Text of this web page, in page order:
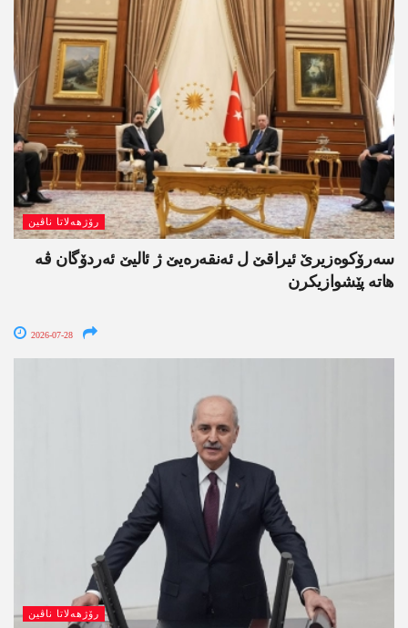
رۆژھەلاتا ناڤین
سەرۆکوەزیرێ ئیراقێ ل ئەنقەرەیێ ژ ئالیێ ئەردۆگان ڤە
ھاتە پێشوازیکرن
2026-07-28
رۆژھەلاتا ناڤین